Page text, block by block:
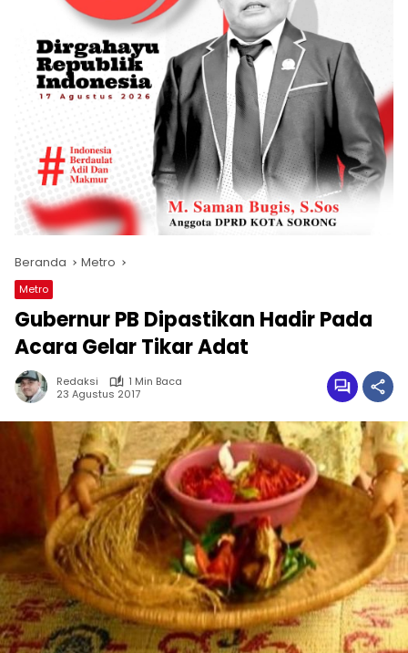
Beranda Metro
Metro
Gubernur PB Dipastikan Hadir Pada
Acara Gelar Tikar Adat
Redaksi
1 Min Baca
23 Agustus 2017